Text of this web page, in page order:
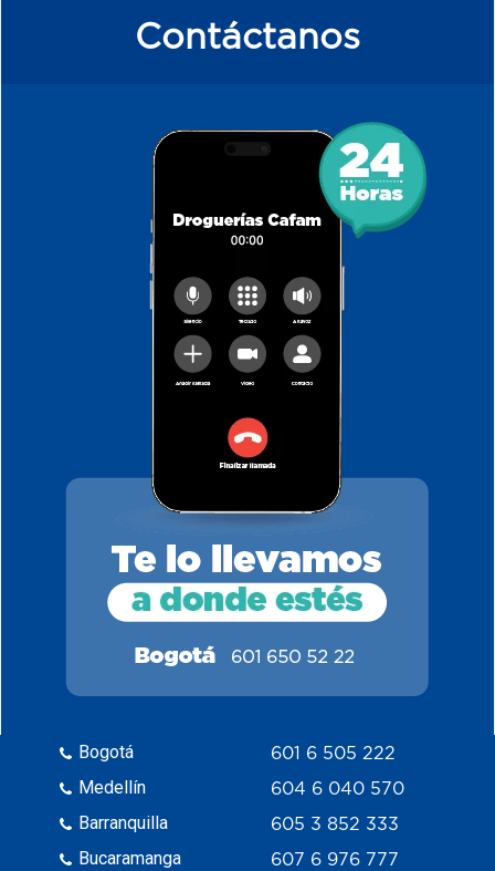
Contáctanos
Bogotá
Medellín
Barranquilla
Bucaramanga
601 6 505 222
604 6 040 570
605 3 852 333
607 6 976 777